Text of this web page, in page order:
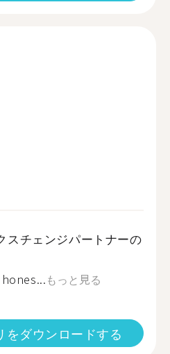
スチェンジパートナーの
もっと見る
をダウンロードする